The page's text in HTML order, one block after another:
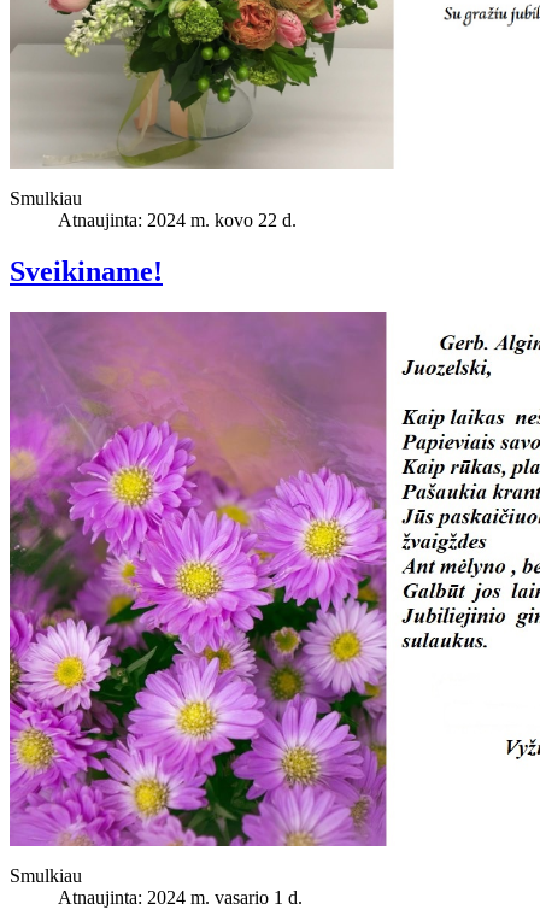
Smulkiau
Atnaujinta: 2024 m. kovo 22 d.
Sveikiname!
Smulkiau
Atnaujinta: 2024 m. vasario 1 d.